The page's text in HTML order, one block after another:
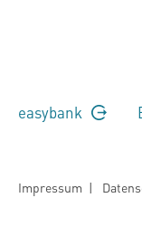
easybank
Impressum |